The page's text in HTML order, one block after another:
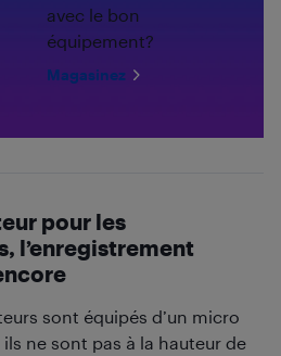
avec le bon
équipement?
Magasinez
pour les
l’enregistrement
sont équipés d’un micro
ne sont pas à la hauteur de